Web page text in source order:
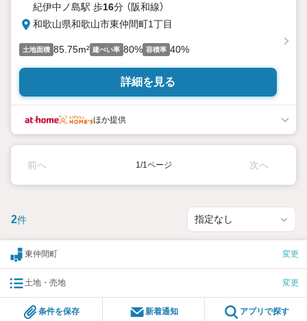
紀伊中ノ島駅 歩16分 （阪和線）
和歌山県和歌山市東仲間町1丁目
土地面積 85.75m² 建ぺい率 80% 容積率 40%
詳細を見る
ほか提供
前へ 1/1ページ 次へ
2件
東仲間町 変更
土地・売地 変更
条件を保存 新着通知 アプリで探す